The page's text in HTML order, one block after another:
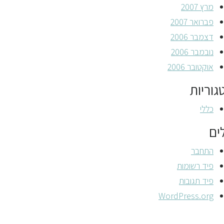
מרץ 2007
פברואר 2007
דצמבר 2006
נובמבר 2006
אוקטובר 2006
כללי
התחבר
פיד רשומות
פיד תגובות
WordPress.org